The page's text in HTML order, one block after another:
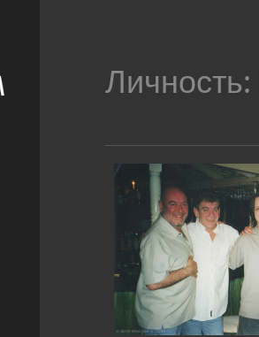
Личность: